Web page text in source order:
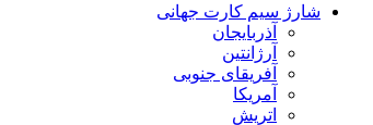
شارژ سیم کارت جهانی
آذربایجان
آرژانتین
آفریقای جنوبی
آمریکا
اتریش